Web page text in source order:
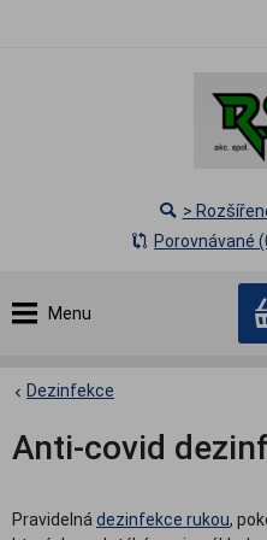
Menu
>
Porovnávané
Dezinfekce
Anti-covid
Pravidelnádezinfekce rukou,